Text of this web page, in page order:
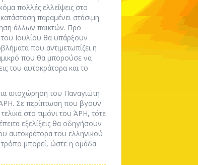
πολλές ελλείψεις στο
παραμένει στάσιμη
άλλων παικτών. Προ
του Ιουλίου θα υπάρξουν
που αντιμετωπίζει η
που θα μπορούσε να
του αυτοκράτορα και το
αποχώρηση του Παναγιώτη
ΆΡΗ. Σε περίπτωση που βγουν
στο τιμόνι του ΆΡΗ, τότε
εξελίξεις θα οδηγήσουν
αυτοκράτορα του ελληνικού
μπορεί, ώστε η ομάδα